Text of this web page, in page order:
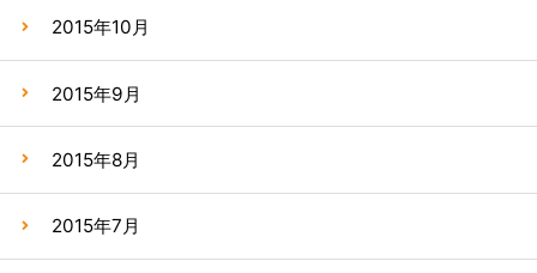
2015年10月
2015年9月
2015年8月
2015年7月